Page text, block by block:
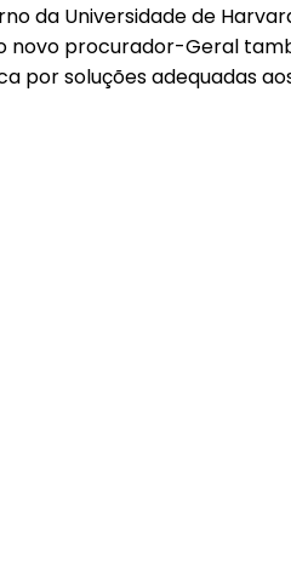
da Universidade de
novo procurador-Geral
por soluções adequadas